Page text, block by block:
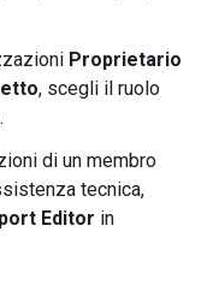
Proprietario
, scegli il ruolo
.
di un membro
tecnica,
Editor in